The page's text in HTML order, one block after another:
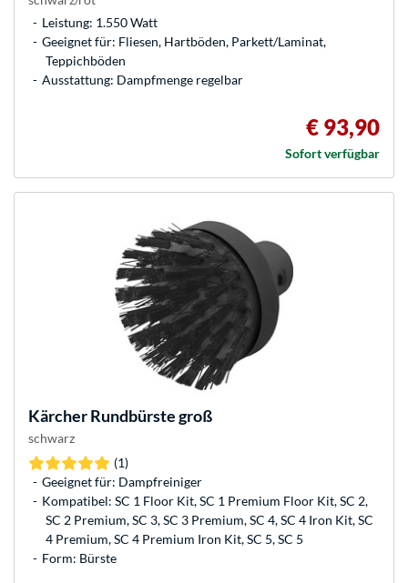
Leistung: 1.550 Watt
Geeignet für: Fliesen, Hartböden, Parkett/Laminat,
Teppichböden
Ausstattung: Dampfmenge regelbar
€ 93,90
Sofort verfügbar
KärcherRundbürste groß
schwarz
(1)
Geeignet für: Dampfreiniger
Kompatibel: SC 1 Floor Kit, SC 1 Premium Floor Kit, SC 2,
SC 2 Premium, SC 3, SC 3 Premium, SC 4, SC 4 Iron Kit, SC
4 Premium, SC 4 Premium Iron Kit, SC 5, SC 5
Form: Bürste